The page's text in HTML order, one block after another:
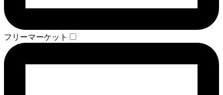
フリーマーケット